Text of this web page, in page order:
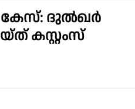
കേസ്: ദുൽഖർ
കസ്റ്റംസ്